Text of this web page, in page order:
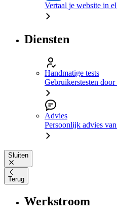
Vertaal je website in
Diensten
Handmatige tests
Gebruikerstesten
Advies
Persoonlijk advies
Sluiten
Terug
Werkstroom